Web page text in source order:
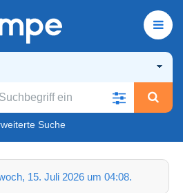
Suche
15. Juli 2026 um 04:08.